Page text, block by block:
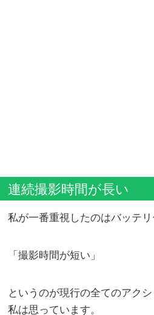
連続撮影時間が長い
私が一番重視したのはバッテリ
「撮影時間が短い」
というのが現行の全てのアク
私は思っています。